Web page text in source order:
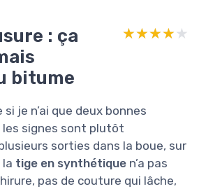
: ça
bitume
★★★★★
★★★★★
je n’ai que deux bonnes
les signes sont plutôt
sorties dans la boue, sur
tige en synthétique n’a pas
pas de couture qui lâche,